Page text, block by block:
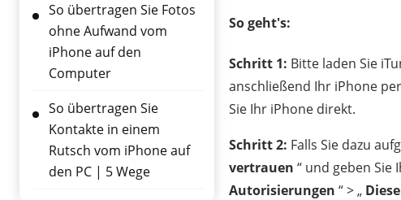
So übertragen Sie Fotos
ohne Aufwand vom
iPhone auf den
Computer
So übertragen Sie
Kontakte in einem
Rutsch vom iPhone auf
den PC | 5 Wege
So geht's:
Schritt 1: Bitte laden Sie
anschließend Ihr iPhone
Sie Ihr iPhone direkt.
Schritt 2: Falls Sie dazu
vertrauen “ und geben Sie
Autorisierungen “ > „